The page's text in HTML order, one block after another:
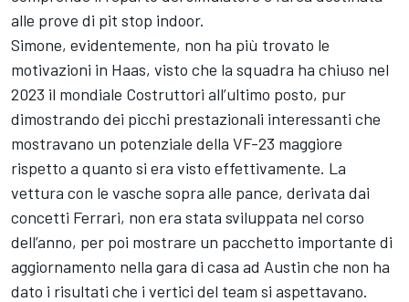
alle prove di pit stop indoor.
Simone, evidentemente, non ha più trovato le
motivazioni in Haas, visto che la squadra ha chiuso nel
2023 il mondiale Costruttori all’ultimo posto, pur
dimostrando dei picchi prestazionali interessanti che
mostravano un potenziale della VF-23 maggiore
rispetto a quanto si era visto effettivamente. La
vettura con le vasche sopra alle pance, derivata dai
concetti Ferrari, non era stata sviluppata nel corso
dell’anno, per poi mostrare un pacchetto importante di
aggiornamento nella gara di casa ad Austin che non ha
dato i risultati che i vertici del team si aspettavano.